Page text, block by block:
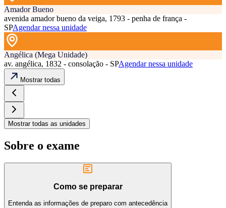
Amador Bueno
avenida amador bueno da veiga, 1793 - penha de frança -
SPAgendar nessa unidade
Angélica (Mega Unidade)
av. angélica, 1832 - consolação - SPAgendar nessa unidade
Mostrar todas
Mostrar todas as unidades
Sobre o exame
Como se preparar
Entenda as informações de preparo com antecedência